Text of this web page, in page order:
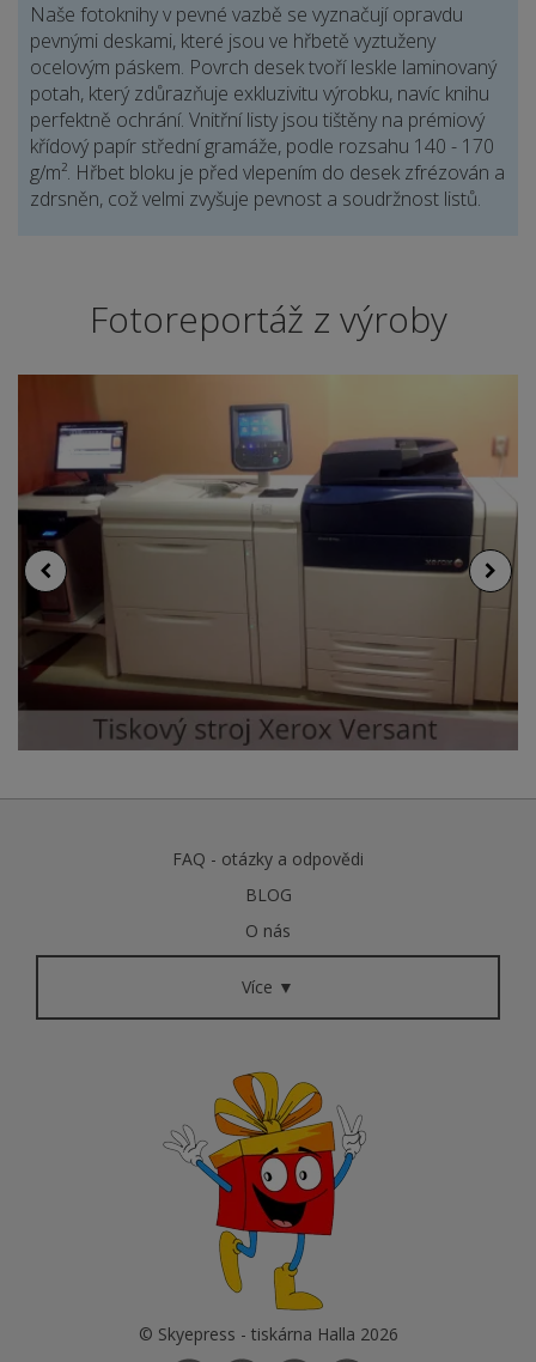
Naše fotoknihy v pevné vazbě se vyznačují opravdu
pevnými deskami, které jsou ve hřbetě vyztuženy
ocelovým páskem. Povrch desek tvoří leskle laminovaný
potah, který zdůrazňuje exkluzivitu výrobku, navíc knihu
perfektně ochrání. Vnitřní listy jsou tištěny na prémiový
křídový papír střední gramáže, podle rozsahu 140 - 170
g/m². Hřbet bloku je před vlepením do desek zfrézován a
zdrsněn, což velmi zvyšuje pevnost a soudržnost listů.
Fotoreportáž z výroby
FAQ - otázky a odpovědi
BLOG
O nás
Více ▼
© Skyepress - tiskárna Halla 2026